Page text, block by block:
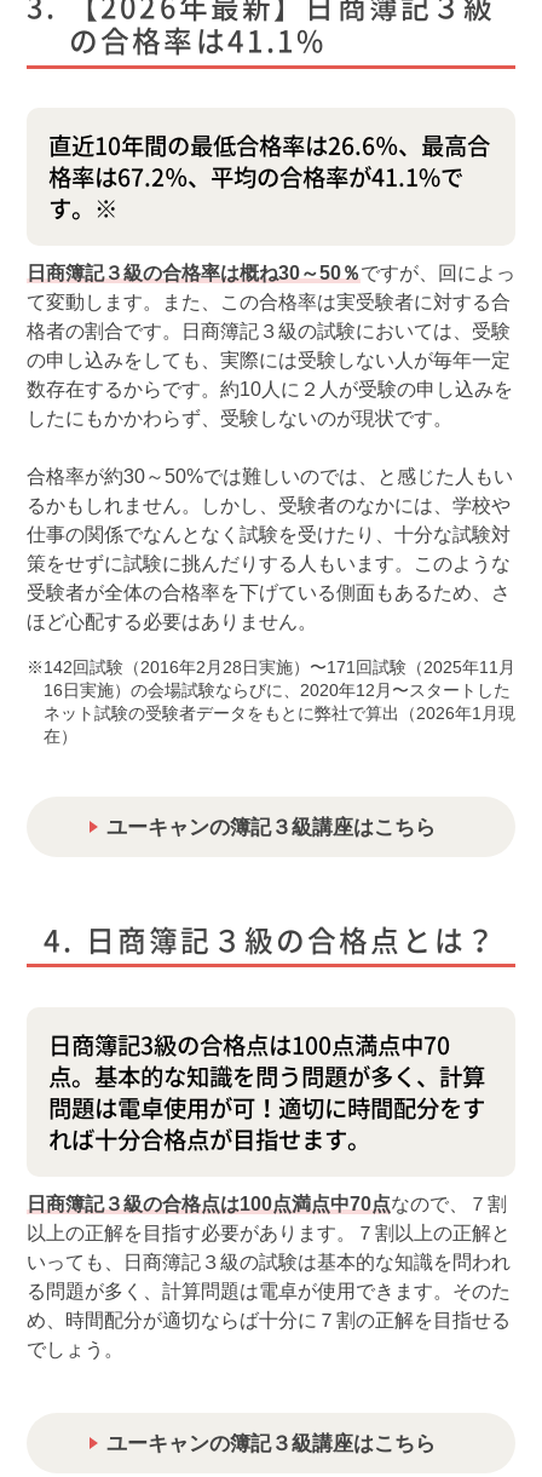
の合格率は41.1%
直近10年間の最低合格率は26.6％、最高合
格率は67.2％、平均の合格率が41.1%で
す。※
日商簿記３級の合格率は概ね30～50％ですが、回によっ
て変動します。また、この合格率は実受験者に対する合
格者の割合です。日商簿記３級の試験においては、受験
の申し込みをしても、実際には受験しない人が毎年一定
数存在するからです。約10人に２人が受験の申し込みを
したにもかかわらず、受験しないのが現状です。
合格率が約30～50%では難しいのでは、と感じた人もい
るかもしれません。しかし、受験者のなかには、学校や
仕事の関係でなんとなく試験を受けたり、十分な試験対
策をせずに試験に挑んだりする人もいます。このような
受験者が全体の合格率を下げている側面もあるため、さ
ほど心配する必要はありません。
142回試験（2016年2月28日実施）〜171回試験（2025年11月
16日実施）の会場試験ならびに、2020年12月〜スタートした
ネット試験の受験者データをもとに弊社で算出（2026年1月現
在）
ユーキャンの簿記３級講座はこちら
日商簿記３級の合格点とは？
日商簿記3級の合格点は100点満点中70
点。基本的な知識を問う問題が多く、計算
問題は電卓使用が可！適切に時間配分をす
れば十分合格点が目指せます。
日商簿記３級の合格点は100点満点中70点なので、７割
以上の正解を目指す必要があります。７割以上の正解と
いっても、日商簿記３級の試験は基本的な知識を問われ
る問題が多く、計算問題は電卓が使用できます。そのた
め、時間配分が適切ならば十分に７割の正解を目指せる
でしょう。
ユーキャンの簿記３級講座はこちら